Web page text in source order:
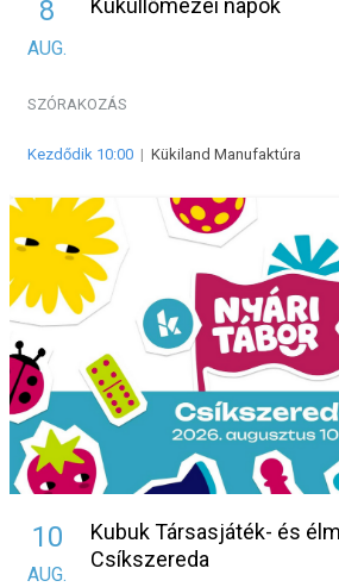
8
AUG.
SZÓRAKOZÁS
Kezdődik 10:00 | Kükiland Manufaktúra
10
AUG.
Kubuk Társasjáték- és
Csíkszereda